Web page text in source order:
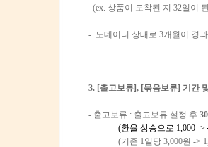
(ex. 상품이 도착된 지 32일이
- 노데이터 상태로 3개월이 경
3. [출고보류], [묶음보류] 기간
- 출고보류 : 출고보류 설정 후
(환율 상승으로 1,000 ->
(기존 1일당 3,000원 ->